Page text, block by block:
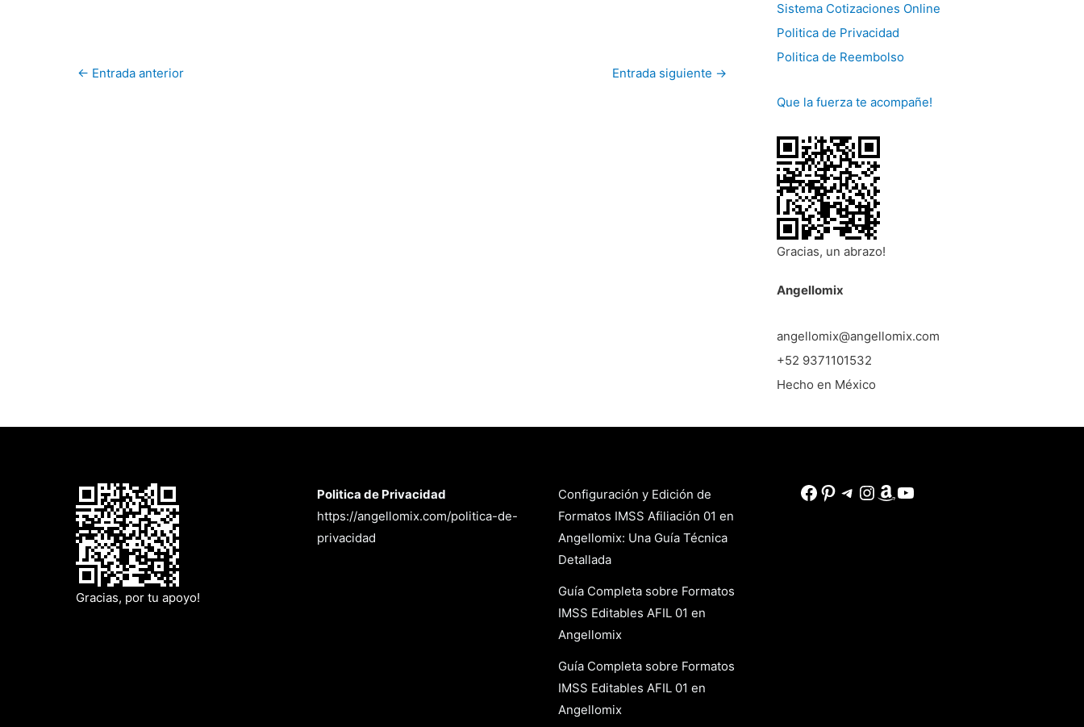
← Entrada anterior Entrada siguiente →
Sistema Cotizaciones Online
Politica de Privacidad
Politica de Reembolso
Que la fuerza te acompañe!
Gracias, un abrazo!
Angellomix
angellomix@angellomix.com
+52 9371101532
Hecho en México
Gracias, por tu apoyo!
Politica de Privacidad
https://angellomix.com/politica-de-
privacidad
Configuración y Edición de
Formatos IMSS Afiliación 01 en
Angellomix: Una Guía Técnica
Detallada
Guía Completa sobre Formatos
IMSS Editables AFIL 01 en
Angellomix
Guía Completa sobre Formatos
IMSS Editables AFIL 01 en
Angellomix
Facebook
Pinterest
Telegram
Instagram
Amazon
YouTube